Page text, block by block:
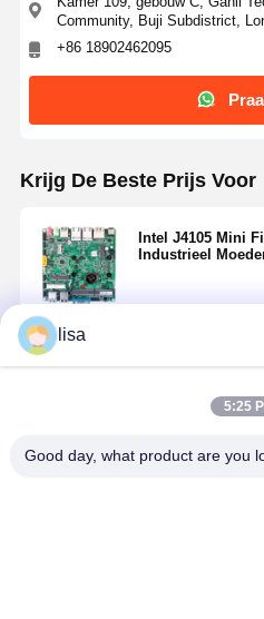
Community, Buji Subdistrict,
+86 18902462095
Krijg De Beste Prijs Voor
Intel J4105 Mini
Industrieel
lisa
5:25
Good day, what product are you